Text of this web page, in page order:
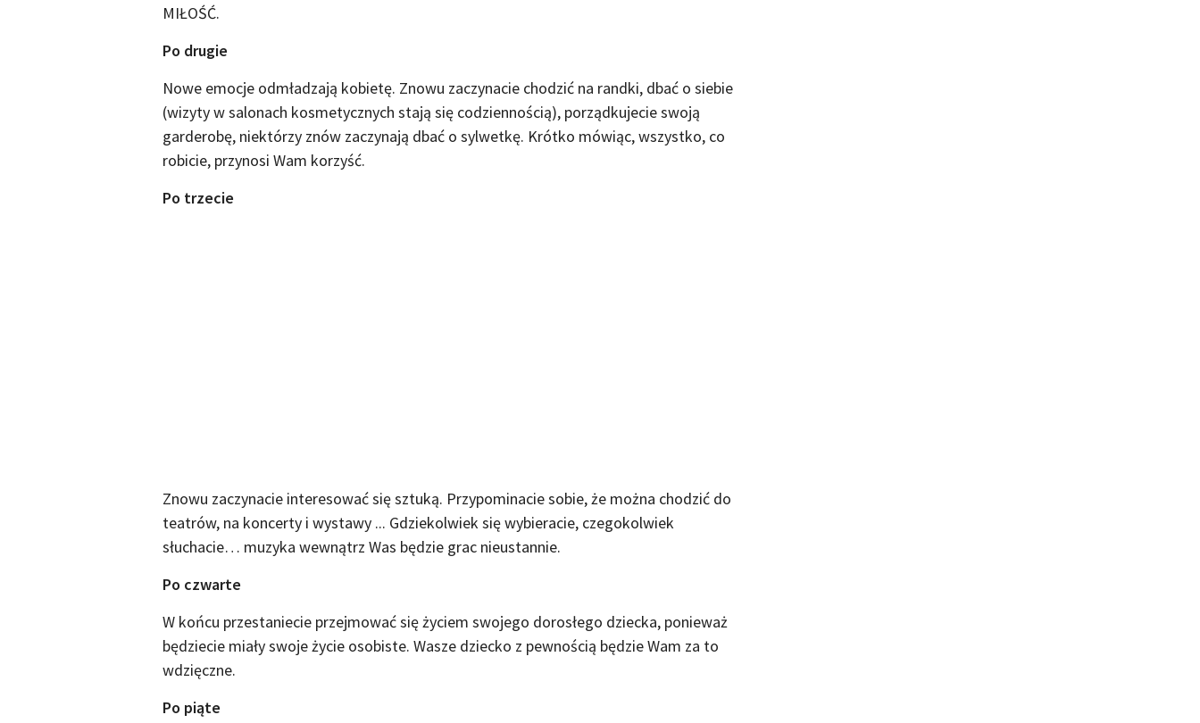
MIŁOŚĆ.
Po drugie
Nowe emocje odmładzają kobietę. Znowu zaczynacie chodzić na randki, dbać o siebie
(wizyty w salonach kosmetycznych stają się codziennością), porządkujecie swoją
garderobę, niektórzy znów zaczynają dbać o sylwetkę. Krótko mówiąc, wszystko, co
robicie, przynosi Wam korzyść.
Po trzecie
Znowu zaczynacie interesować się sztuką. Przypominacie sobie, że można chodzić do
teatrów, na koncerty i wystawy ... Gdziekolwiek się wybieracie, czegokolwiek
słuchacie… muzyka wewnątrz Was będzie grac nieustannie.
Po czwarte
W końcu przestaniecie przejmować się życiem swojego dorosłego dziecka, ponieważ
będziecie miały swoje życie osobiste. Wasze dziecko z pewnością będzie Wam za to
wdzięczne.
Po piąte